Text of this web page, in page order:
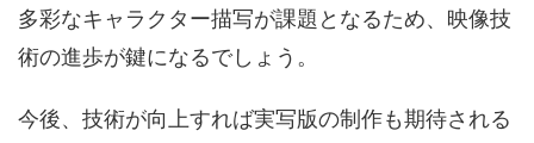
多彩なキャラクター描写が課題となるため、映像技
術の進歩が鍵になるでしょう。
今後、技術が向上すれば実写版の制作も期待される